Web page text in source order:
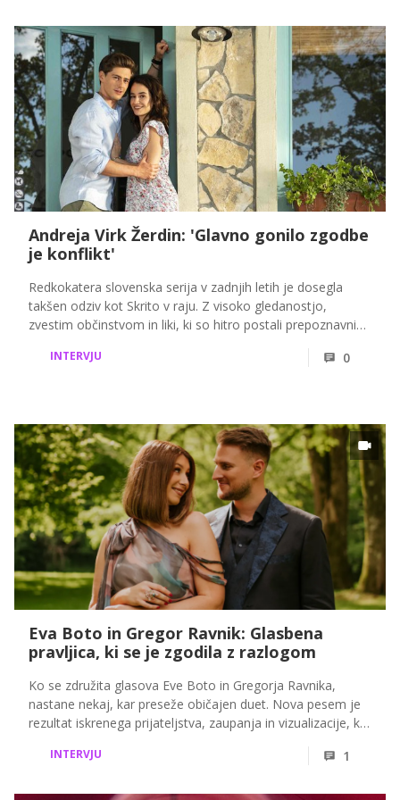
Andreja Virk Žerdin: 'Glavno gonilo zgodbe
je konflikt'
Redkokatera slovenska serija v zadnjih letih je dosegla
takšen odziv kot Skrito v raju. Z visoko gledanostjo,
zvestim občinstvom in liki, ki so hitro postali prepoznavni
televizijske uspešnice. O nastajanju zgodbe, ustvarjanju
INTERVJU 0
Eva Boto in Gregor Ravnik: Glasbena
pravljica, ki se je zgodila z razlogom
Ko se združita glasova Eve Boto in Gregorja Ravnika,
nastane nekaj, kar preseže običajen duet. Nova pesem je
rezultat iskrenega prijateljstva, zaupanja in vizualizacije, ki
zgodba, ki bo pobožala vašo dušo.
INTERVJU 1